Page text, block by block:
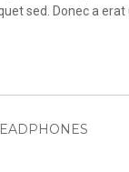
sed. Donec a